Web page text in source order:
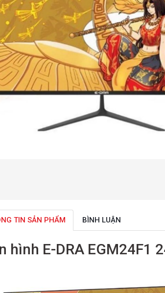
TIN SẢN PHẨM BÌNH LUẬN
hình E-DRA EGM24F1